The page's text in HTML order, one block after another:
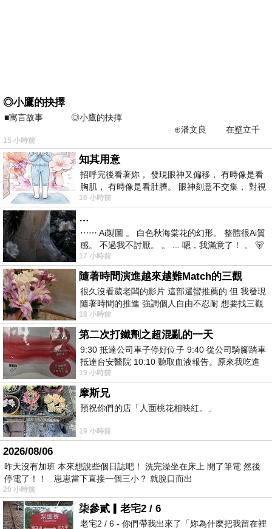
◎小鷹的抉擇
■寓言故事 ◎小鷹的抉擇
⊕潘文良 在壁立千
仞的懸崖上，有一座遮天蔽
15 小時前
知其用意
招呼完後看著妳， 發現眼神又偏移， 有時像是看
胸肌， 有時像是看肚臍。 眼神刻意不交集， 對視
視線不對齊， 讓我很難不
16 小時前
…
⋯⋯ Ai製圖 。 白色秋海棠花的幻形。 整體很Ai質
感。 不過我不討厭。 。 ... 嗯，我滿意了！ 。 🐻
昨中
17 小時前
隨著時間演進越來越難Match的三觀
很久沒看葳老闆的影片 這部還蠻推薦的 但 我發現
隨著時間的推進 強調個人自由不忍耐 想要找三觀
接近的不要說對象 連朋友都超
18 小時前
第二次打鐵劑之超混亂的一天
9:30 抵達公司車子停好位子 9:40 從公司騎腳踏車
抵達台安醫院 10:10 聽取血液報告。原來我吃進
去的 B12 彌可保並非沒有吸收而是超
19 小時前
摩斯兄
預祝你們的店「人面桃花相映紅。」
19 小時前
2026/08/06
昨天沒有加班 本來想說些個日誌吧！ 洗完澡坐在床上 開了筆電 然後
停電了！！ 崽崽當下直接一個三小？ 就脫口而出
20 小時前
柒參貳▎老宅2 / 6
老宅2 / 6 - 你們帶我出來了「妳為什麼把我留在裡